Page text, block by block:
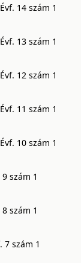
Évf. 14 szám 1
Évf. 13 szám 1
Évf. 12 szám 1
Évf. 11 szám 1
Évf. 10 szám 1
9 szám 1
8 szám 1
7 szám 1